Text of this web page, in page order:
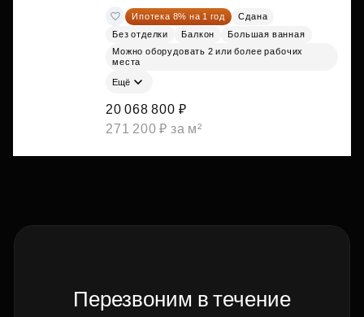
Ипотека 8% на 1 год
Сдана
Без отделки
Балкон
Большая ванная
Можно оборудовать 2 или более рабочих
места
Ещё
20 068 800 ₽
271 200 ₽ за м²
Перезвоним в течение